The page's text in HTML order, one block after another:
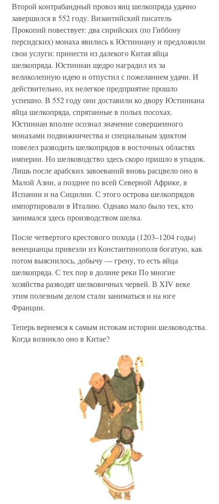
Второй контрабандный провоз яиц шелкопряда удачно
завершился в 552 году. Византийский писатель
Прокопий повествует: два сирийских (по Гиббону
персидских) монаха явились к Юстиниану и предложили
свои услуги: принести из далекого Китая яйца
шелкопряда. Юстиниан щедро наградил их за
великолепную идею и отпустил с пожеланием удачи. И
действительно, их нелегкое предприятие прошло
успешно. В 552 году они доставили ко двору Юстиниана
яйца шелкопряда, спрятанные в полых посохах.
Юстиниан вполне осознал значение совершенного
монахами подвижничества и специальным эдиктом
повелел разводить шелкопрядов в восточных областях
империи. Но шелководство здесь скоро пришло в упадок.
Лишь после арабских завоеваний вновь расцвело оно в
Малой Азии, а позднее по всей Северной Африке, в
Испании и на Сицилии. С этого острова шелкопрядов
импортировали в Италию. Однако мало было тех, кто
занимался здесь производством шелка.
После четвертого крестового похода (1203–1204 годы)
венецианцы привезли из Константинополя богатую, как
потом выяснилось, добычу — грену, то есть яйца
шелкопряда. С тех пор в долине реки По многие
хозяйства разводят шелковичных червей. В XIV веке
этим полезным делом стали заниматься и на юге
Франции.
Теперь вернемся к самым истокам истории шелководства.
Когда возникло оно в Китае?